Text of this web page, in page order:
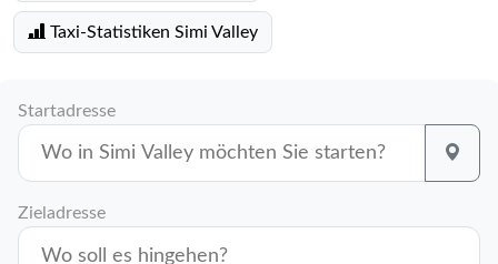
Taxi-Statistiken Simi Valley
Startadresse
Zieladresse